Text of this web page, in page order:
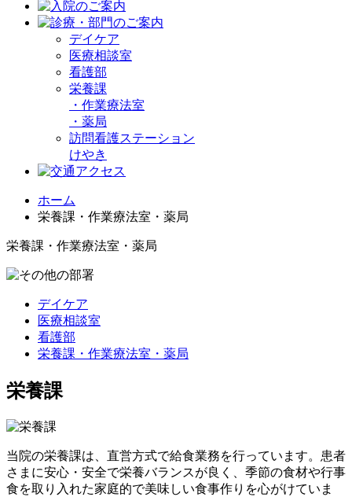
デイケア
医療相談室
看護部
栄養課
・ 作業療法室
・ 薬局
訪問看護ステーション
けやき
ホーム
栄養課・作業療法室・薬局
栄養課・作業療法室・薬局
デイケア
医療相談室
看護部
栄養課・作業療法室・薬局
栄養課
当院の栄養課は、直営方式で給食業務を行っています。患者
さまに安心・安全で栄養バランスが良く、季節の食材や行事
食を取り入れた家庭的で美味しい食事作りを心がけていま